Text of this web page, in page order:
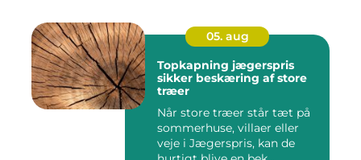
05. aug
Topkapning jægerspris
sikker beskæring af store
træer
Når store træer står tæt på
sommerhuse, villaer eller
veje i Jægerspris, kan de